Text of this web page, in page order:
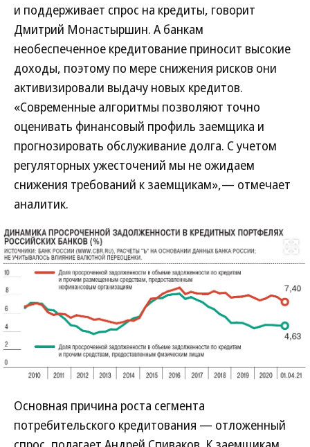
и поддерживает спрос на кредиты, говорит
Дмитрий Монастыршин. А банкам
необеспеченное кредитование приносит высокие
доходы, поэтому по мере снижения рисков они
активизировали выдачу новых кредитов.
«Современные алгоритмы позволяют точно
оценивать финансовый профиль заемщика и
прогнозировать обслуживание долга. С учетом
регуляторных ужесточений мы не ожидаем
снижения требований к заемщикам»,— отмечает
аналитик.
Основная причина роста сегмента
потребительского кредитования — отложенный